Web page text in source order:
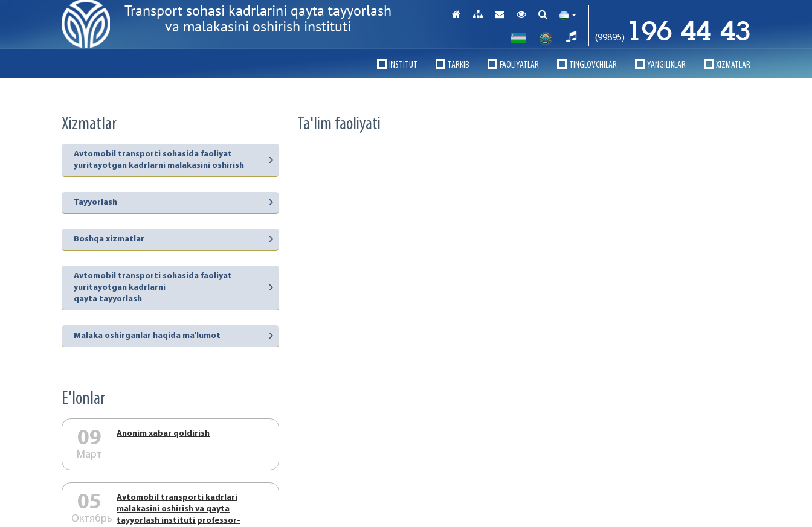
Transport sohasi kadrlarini qayta tayyorlash
va malakasini oshirish instituti
(99895) 196 44 43
INSTITUT TARKIB FAOLIYATLAR TINGLOVCHILAR YANGILIKLAR XIZMATLAR
Xizmatlar
Avtomobil transporti sohasida faoliyat
yuritayotgan kadrlarni malakasini oshirish
Tayyorlash
Boshqa xizmatlar
Avtomobil transporti sohasida faoliyat
yuritayotgan kadrlarni
qayta tayyorlash
Malaka oshirganlar haqida ma'lumot
E'lonlar
09
Март
Аnonim xabar qoldirish
05
Октябрь
Аvtоmоbil trаnspоrti kаdrlаri
mаlаkаsini оshirish vа qаytа
tаyyorlаsh instituti prоfеssоr-
Ta'lim faoliyati